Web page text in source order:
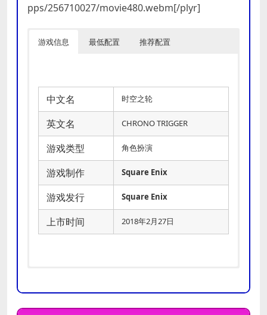
pps/256710027/movie480.webm[/plyr]
游戏信息 最低配置 推荐配置
中文名 时空之轮
英文名 CHRONO TRIGGER
游戏类型 角色扮演
游戏制作 Square Enix
游戏发行 Square Enix
上市时间 2018年2月27日
Windows 7/8/8.1/10 (32bit/64bit)